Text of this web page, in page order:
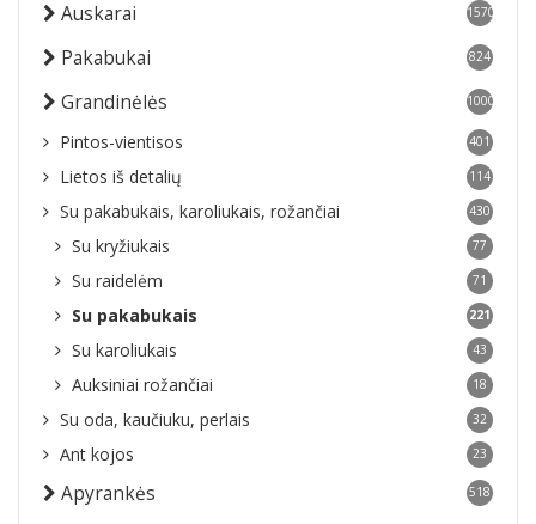
Auskarai 1570
Pakabukai 824
Grandinėlės 1000
Pintos-vientisos 401
Lietos iš detalių 114
Su pakabukais, karoliukais, rožančiai 430
Su kryžiukais 77
Su raidelėm 71
Su pakabukais 221
Su karoliukais 43
Auksiniai rožančiai 18
Su oda, kaučiuku, perlais 32
Ant kojos 23
Apyrankės 518